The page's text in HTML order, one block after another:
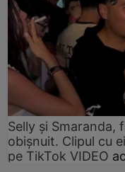
Selly și
obișnuit. Clipul cu
pe TikTok VIDEO